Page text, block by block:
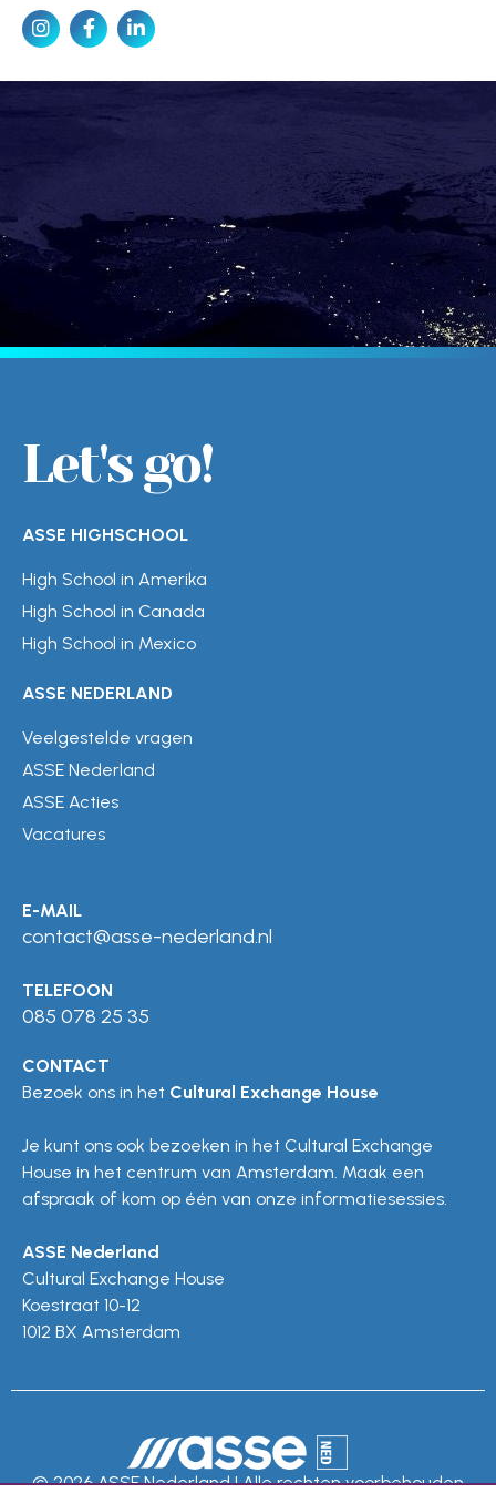
Let's go!
ASSE HIGHSCHOOL
High School in Amerika
High School in Canada
High School in Mexico
ASSE NEDERLAND
Veelgestelde vragen
ASSE Nederland
ASSE Acties
Vacatures
E-MAIL
contact@asse-nederland.nl
TELEFOON
085 078 25 35
CONTACT
Bezoek ons in het Cultural Exchange House
Je kunt ons ook bezoeken in het Cultural Exchange
House in het centrum van Amsterdam. Maak een
afspraak of kom op één van onze informatiesessies.
ASSE Nederland
Cultural Exchange House
Koestraat 10-12
1012 BX Amsterdam
© 2026 ASSE Nederland | Alle rechten voorbehouden